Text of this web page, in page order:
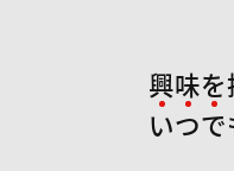
興味を
いつで